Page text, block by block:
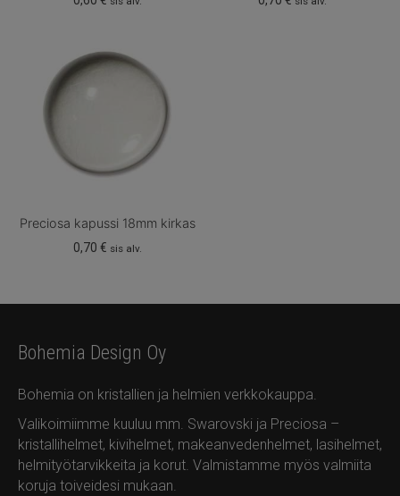
Preciosa kapussi 18mm kirkas
0,70€ sis alv.
Bohemia Design Oy
Bohemia on kristallien ja helmien verkkokauppa.
Valikoimiimme kuuluu mm. Swarovski ja Preciosa –
kristallihelmet, kivihelmet, makeanvedenhelmet, lasihelmet,
helmityötarvikkeita ja korut. Valmistamme myös valmiita
koruja toiveidesi mukaan.